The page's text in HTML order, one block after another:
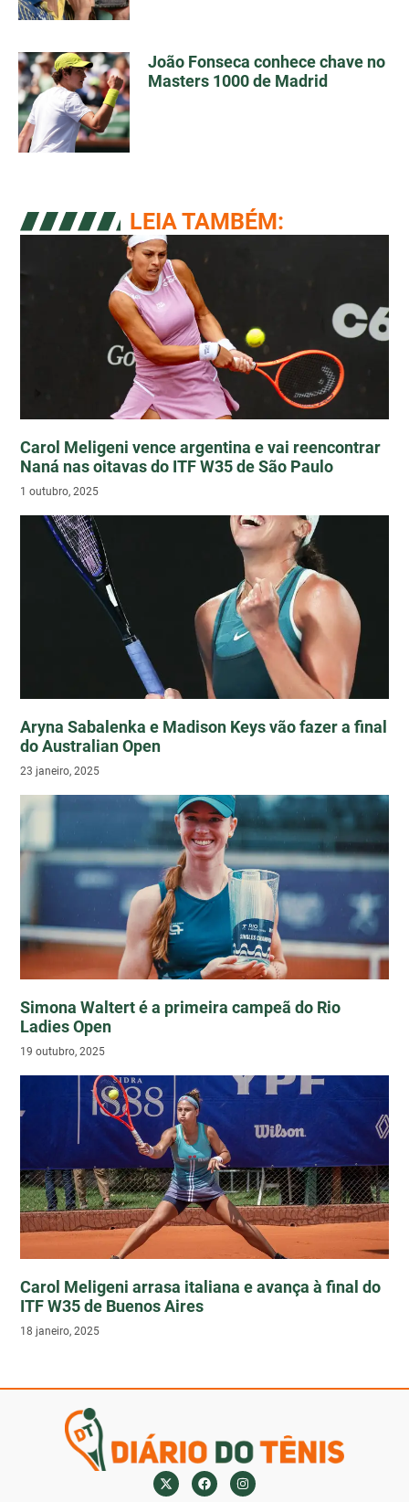
João Fonseca conhece chave no
Masters 1000 de Madrid
LEIA TAMBÉM:
Carol Meligeni vence argentina e vai reencontrar
Naná nas oitavas do ITF W35 de São Paulo
1 outubro, 2025
Aryna Sabalenka e Madison Keys vão fazer a final
do Australian Open
23 janeiro, 2025
Simona Waltert é a primeira campeã do Rio
Ladies Open
19 outubro, 2025
Carol Meligeni arrasa italiana e avança à final do
ITF W35 de Buenos Aires
18 janeiro, 2025